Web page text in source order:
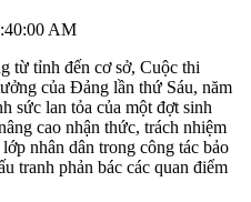
AM
từ tỉnh đến cơ sở, Cuộc thi
của Đảng lần thứ Sáu, năm
sức lan tỏa của một đợt sinh
cao nhận thức, trách nhiệm
nhân dân trong công tác bảo
tranh phản bác các quan điểm